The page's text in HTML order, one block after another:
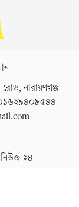
নারায়ণগঞ্জ
নিউজ ২৪